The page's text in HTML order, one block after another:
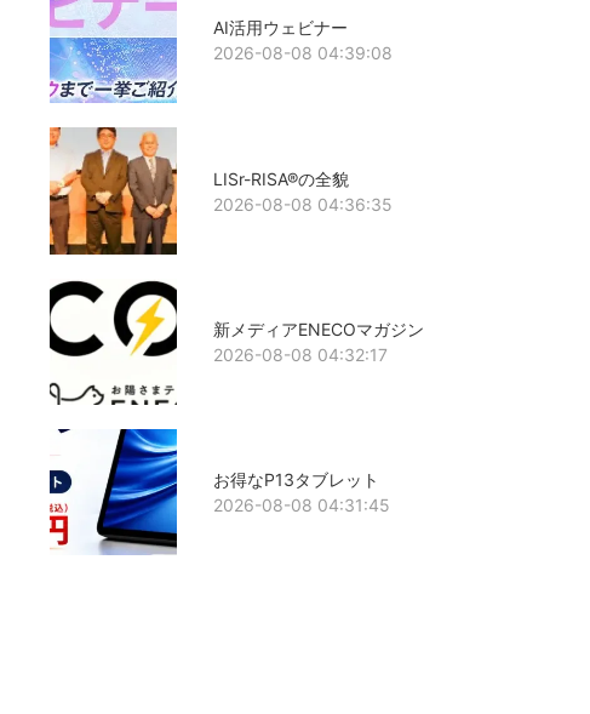
AI活用ウェビナー
2026-08-08 04:39:08
LISr-RISA®の全貌
2026-08-08 04:36:35
新メディアENECOマガジン
2026-08-08 04:32:17
お得なP13タブレット
2026-08-08 04:31:45